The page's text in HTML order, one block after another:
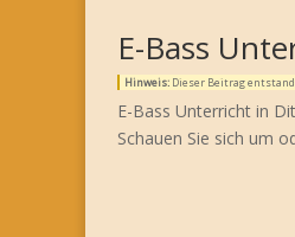
E-Bass
Hinweis: Dieser Beitrag
E-Bass Unterricht in
Schauen Sie sich um